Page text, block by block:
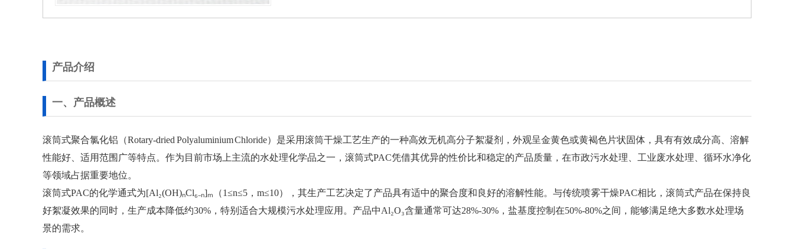
产品介绍
一、产品概述
滚筒式聚合氯化铝（Rotary-dried Polyaluminium Chloride）是采用滚筒干燥工艺生产的一种高效无机高分子絮凝剂，外观呈金黄色或黄褐色片状固体，具有有效成分高、溶解
性能好、适用范围广等特点。作为目前市场上主流的水处理化学品之一，滚筒式PAC凭借其优异的性价比和稳定的产品质量，在市政污水处理、工业废水处理、循环水净化
等领域占据重要地位。
滚筒式PAC的化学通式为[Al₂(OH)ₙCl₆₋ₙ]ₘ（1≤n≤5，m≤10），其生产工艺决定了产品具有适中的聚合度和良好的溶解性能。与传统喷雾干燥PAC相比，滚筒式产品在保持良
好絮凝效果的同时，生产成本降低约30%，特别适合大规模污水处理应用。产品中Al₂O₃含量通常可达28%-30%，盐基度控制在50%-80%之间，能够满足绝大多数水处理场
景的需求。